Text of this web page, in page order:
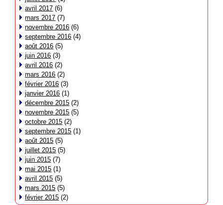
avril 2017 (6)
mars 2017 (7)
novembre 2016 (6)
septembre 2016 (4)
août 2016 (5)
juin 2016 (3)
avril 2016 (2)
mars 2016 (2)
février 2016 (3)
janvier 2016 (1)
décembre 2015 (2)
novembre 2015 (5)
octobre 2015 (2)
septembre 2015 (1)
août 2015 (5)
juillet 2015 (5)
juin 2015 (7)
mai 2015 (1)
avril 2015 (5)
mars 2015 (5)
février 2015 (2)